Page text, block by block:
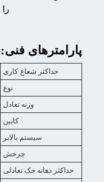
پارامترهای فنی:
حداکثر شعاع کاری
نوع
وزنه تعادل
کابین
سیستم بالابر
چرخش
حداکثر دهانه جک تعادلی